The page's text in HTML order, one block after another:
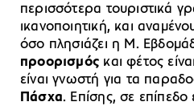
περισσότερα τουριστικά
ικανοποιητική, και
όσο πλησιάζει η Μ.
προορισμός και φέτος
είναι γνωστή για τα
Πάσχα. Επίσης, σε επίπεδο